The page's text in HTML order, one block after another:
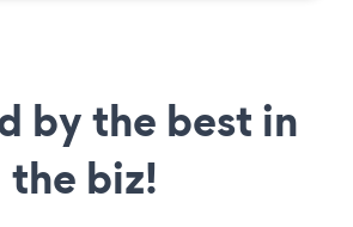
by the best in
the biz!